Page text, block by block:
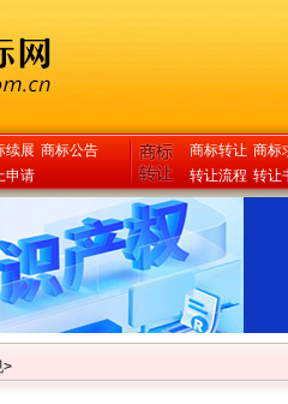
续展 商标公告
申请
商标转让 商标
转让流程 转让
>